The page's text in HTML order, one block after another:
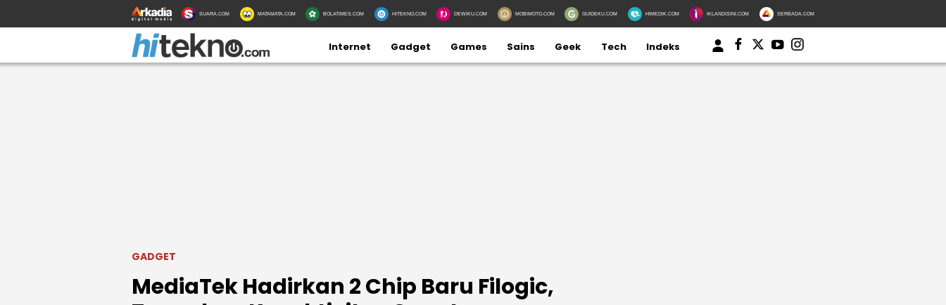
SUARA.COM MATAMATA.COM BOLATIMES.COM HITEKNO.COM DEWIKU.COM MOBIMOTO.COM GUIDEKU.COM HIMEDIK.COM IKLANDISINI.COM SERBADA.COM
Internet Gadget Games Sains Geek Tech Indeks
GADGET
MediaTek Hadirkan 2 Chip Baru Filogic,